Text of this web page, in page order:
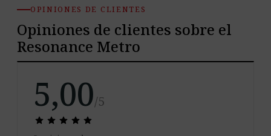
OPINIONES DE CLIENTES
Opiniones de clientes sobre el
Resonance Metro
5,00/5
star star star star star
star star star star star